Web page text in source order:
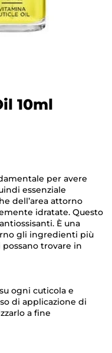
10ml
per avere
essenziale
dell’area attorno
idratate. Questo
È una
gli ingredienti più
trovare in
ogni cuticola e
di applicazione di
a fine